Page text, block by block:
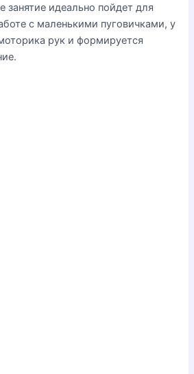
занятие идеально пойдет для
с маленькими пуговичками, у
рук и формируется